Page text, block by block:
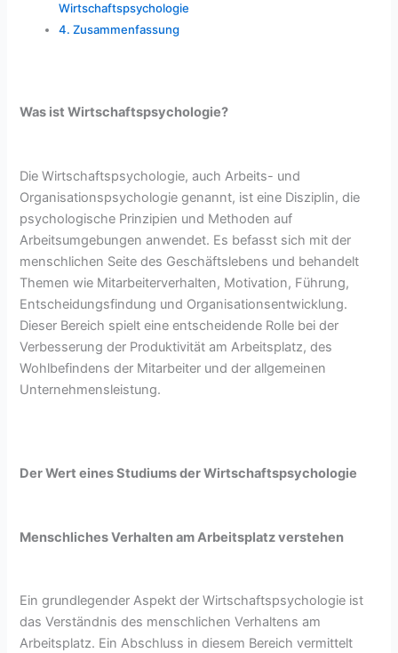
Wirtschaftspsychologie
Zusammenfassung
Was ist Wirtschaftspsychologie?
Die Wirtschaftspsychologie, auch Arbeits- und
Organisationspsychologie genannt, ist eine Disziplin, die
psychologische Prinzipien und Methoden auf
Arbeitsumgebungen anwendet. Es befasst sich mit der
menschlichen Seite des Geschäftslebens und behandelt
Themen wie Mitarbeiterverhalten, Motivation, Führung,
Entscheidungsfindung und Organisationsentwicklung.
Dieser Bereich spielt eine entscheidende Rolle bei der
Verbesserung der Produktivität am Arbeitsplatz, des
Wohlbefindens der Mitarbeiter und der allgemeinen
Unternehmensleistung.
Der Wert eines Studiums der Wirtschaftspsychologie
Menschliches Verhalten am Arbeitsplatz verstehen
Ein grundlegender Aspekt der Wirtschaftspsychologie ist
das Verständnis des menschlichen Verhaltens am
Arbeitsplatz. Ein Abschluss in diesem Bereich vermittelt